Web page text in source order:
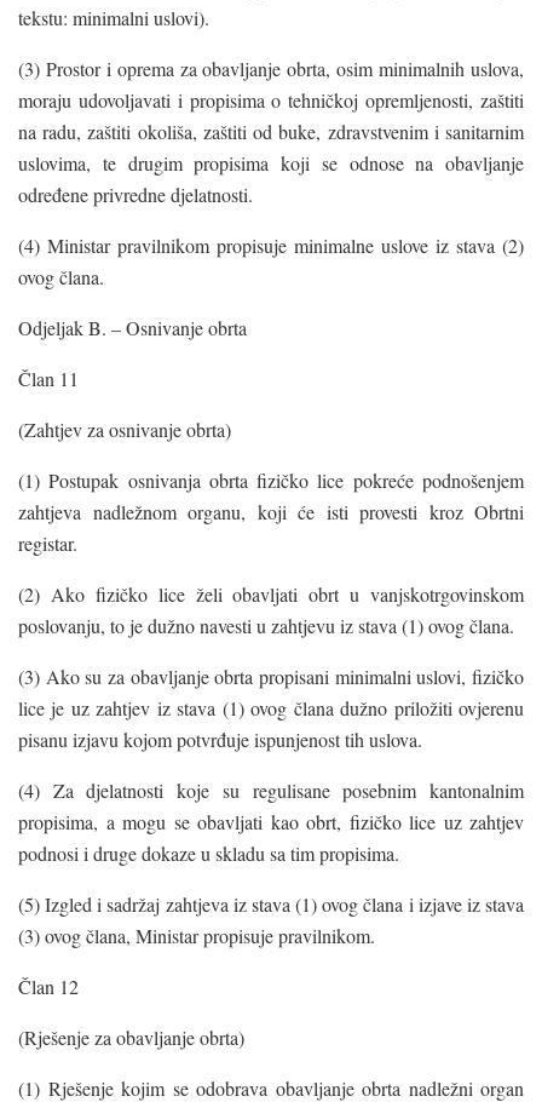
tekstu: minimalni uslovi).
(3) Prostor i oprema za obavljanje obrta, osim minimalnih uslova,
moraju udovoljavati i propisima o tehničkoj opremljenosti, zaštiti
na radu, zaštiti okoliša, zaštiti od buke, zdravstvenim i sanitarnim
uslovima, te drugim propisima koji se odnose na obavljanje
određene privredne djelatnosti.
(4) Ministar pravilnikom propisuje minimalne uslove iz stava (2)
ovog člana.
Odjeljak B. – Osnivanje obrta
Član 11
(Zahtjev za osnivanje obrta)
(1) Postupak osnivanja obrta fizičko lice pokreće podnošenjem
zahtjeva nadležnom organu, koji će isti provesti kroz Obrtni
registar.
(2) Ako fizičko lice želi obavljati obrt u vanjskotrgovinskom
poslovanju, to je dužno navesti u zahtjevu iz stava (1) ovog člana.
(3) Ako su za obavljanje obrta propisani minimalni uslovi, fizičko
lice je uz zahtjev iz stava (1) ovog člana dužno priložiti ovjerenu
pisanu izjavu kojom potvrđuje ispunjenost tih uslova.
(4) Za djelatnosti koje su regulisane posebnim kantonalnim
propisima, a mogu se obavljati kao obrt, fizičko lice uz zahtjev
podnosi i druge dokaze u skladu sa tim propisima.
(5) Izgled i sadržaj zahtjeva iz stava (1) ovog člana i izjave iz stava
(3) ovog člana, Ministar propisuje pravilnikom.
Član 12
(Rješenje za obavljanje obrta)
(1) Rješenje kojim se odobrava obavljanje obrta nadležni organ